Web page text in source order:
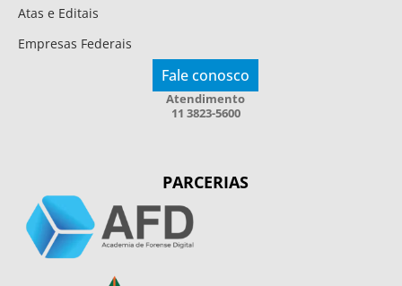
Atas e Editais
Empresas Federais
Fale conosco
Atendimento
11 3823-5600
PARCERIAS